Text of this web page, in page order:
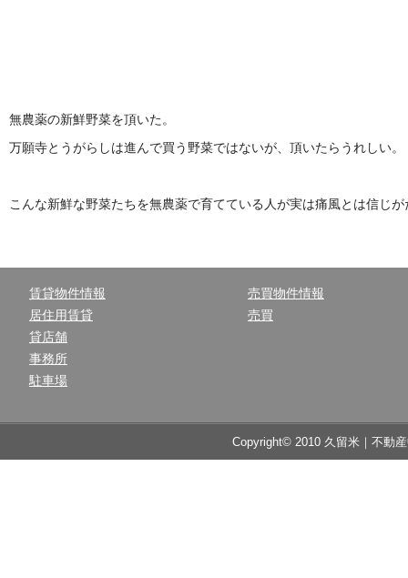
無農薬の新鮮野菜を頂いた。
万願寺とうがらしは進んで買う野菜ではないが、頂いたらうれしい。
こんな新鮮な野菜たちを無農薬で育てている人が実は痛風とは信じ
賃貸物件情報
居住用賃貸
貸店舗
事務所
駐車場
売買物件情報
売買
Copyright© 2010 久留米｜不動